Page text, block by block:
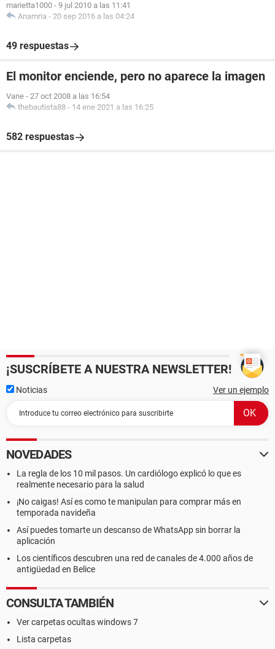
marietta1000 - 9 jul 2010 a las 11:41
Anamria - 20 sep 2016 a las 04:24
49 respuestas
El monitor enciende, pero no aparece la imagen
Vane - 27 oct 2008 a las 16:54
thebautista88 - 14 ene 2021 a las 16:25
582 respuestas
¡SUSCRÍBETE A NUESTRA NEWSLETTER!
Noticias Ver un ejemplo
NOVEDADES
La regla de los 10 mil pasos. Un cardiólogo explicó lo que es
realmente necesario para la salud
¡No caigas! Así es como te manipulan para comprar más en
temporada navideña
Así puedes tomarte un descanso de WhatsApp sin borrar la
aplicación
Los científicos descubren una red de canales de 4.000 años de
antigüedad en Belice
CONSULTA TAMBIÉN
Ver carpetas ocultas windows 7
Lista carpetas